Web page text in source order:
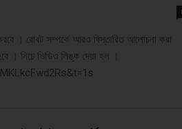
রোবট সম্পর্কে আরও বিস্তারিত আলোচনা করা
। নিচে ভিডিও লিঙ্ক দেয়া হল ।